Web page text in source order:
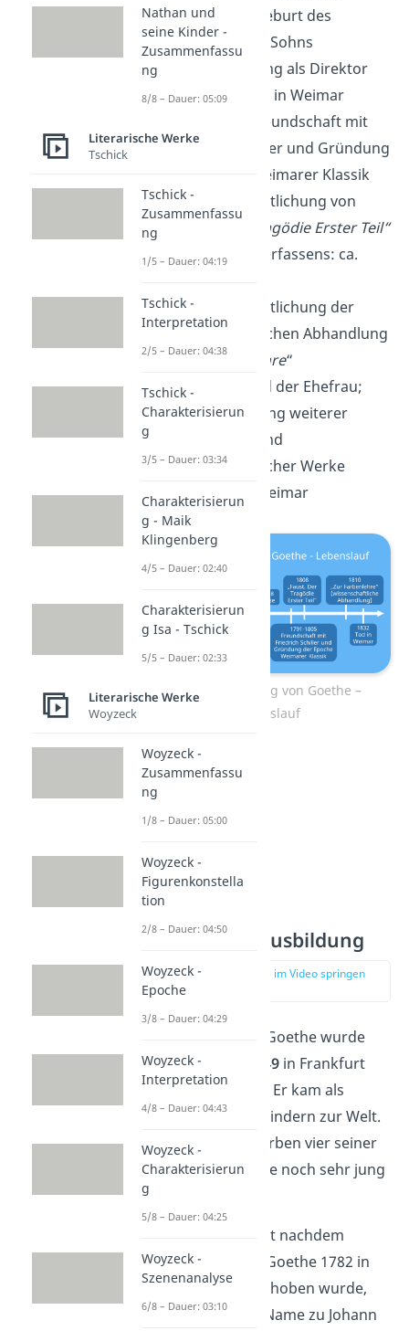
Vulpius und Geburt des
gemeinsamen Sohns
: Anstellung als Direktor
am Hoftheater in Weimar
: Freundschaft mit
Friedrich Schiller und Gründung
der Epoche Weimarer Klassik
1808
: Veröffentlichung von
Faust. Der Tragödie Erster Teil“
(Beginn des Verfassens: ca.
1810
: Veröffentlichung der
wissenschaftlichen Abhandlung
„Zur Farbenlehre“
1816-1832
: Tod der Ehefrau;
Veröffentlichung weiterer
literarischer und
wissenschaftlicher Werke
1832 : Tod in Weimar
Johann Wolfgang von Goethe –
Lebenslauf
Jugend und Ausbildung
zur Stelle im Video springen
Johann Wolfgang Goethe wurde
am28. August 1749 in Frankfurt
am Main geboren. Er kam als
erstes von sechs Kindern zur Welt.
Doch leider verstarben vier seiner
Geschwister, als sie noch sehr jung
waren.
Erst nachdem
Johann Wolfgang Goethe 1782 in
den Adelsstand gehoben wurde,
änderte sich sein Name zu Johann
Nathan und
seine Kinder -
Zusammenfassu
ng
8/8 – Dauer: 05:09
Literarische Werke
Tschick
Tschick -
Zusammenfassu
ng
1/5 – Dauer: 04:19
Tschick -
Interpretation
2/5 – Dauer: 04:38
Tschick -
Charakterisierun
g
3/5 – Dauer: 03:34
Charakterisierun
g - Maik
Klingenberg
4/5 – Dauer: 02:40
Charakterisierun
g Isa - Tschick
5/5 – Dauer: 02:33
Literarische Werke
Woyzeck
Woyzeck -
Zusammenfassu
ng
1/8 – Dauer: 05:00
Woyzeck -
Figurenkonstella
tion
2/8 – Dauer: 04:50
Woyzeck -
Epoche
3/8 – Dauer: 04:29
Woyzeck -
Interpretation
4/8 – Dauer: 04:43
Woyzeck -
Charakterisierun
g
5/8 – Dauer: 04:25
Woyzeck -
Szenenanalyse
6/8 – Dauer: 03:10